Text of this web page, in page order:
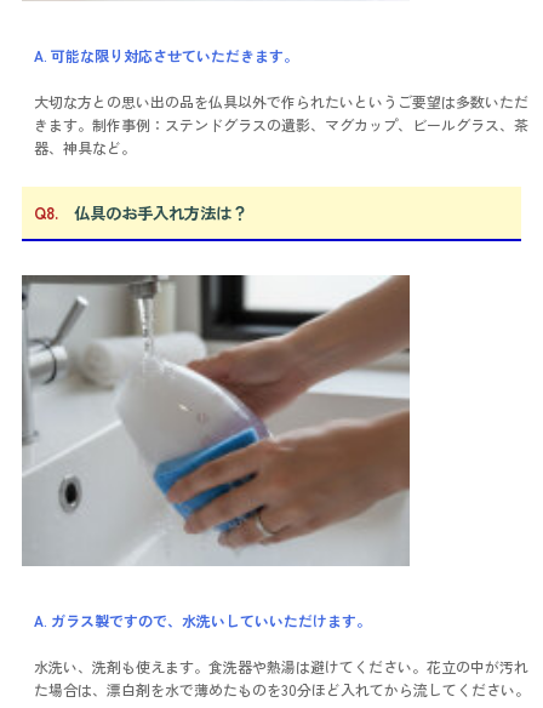
A. 可能な限り対応させていただきます。
大切な方との思い出の品を仏具以外で作られたいというご要望は多数いただ
きます。制作事例：ステンドグラスの遺影、マグカップ、ビールグラス、茶
器、神具など。
Q8.仏具のお手入れ方法は？
A. ガラス製ですので、水洗いしていいただけます。
水洗い、洗剤も使えます。食洗器や熱湯は避けてください。花立の中が汚れ
た場合は、漂白剤を水で薄めたものを30分ほど入れてから流してください。